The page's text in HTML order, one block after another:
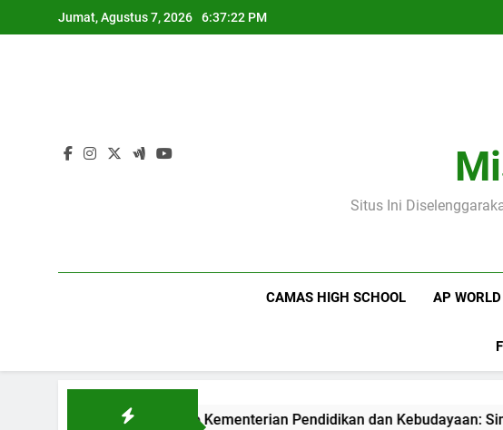
to
Jumat, Agustus 7, 2026 6:37:23 PM
Situs Ini
CAMAS HIGH SCHOOL AP
Logo Kementerian Pendidikan dan Kebudayaan: Simbol